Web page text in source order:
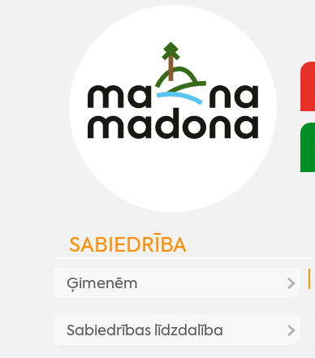
SABIEDRĪBA
Ģimenēm
Atbalsts ģimenēm
Sabiedrības līdzdalība